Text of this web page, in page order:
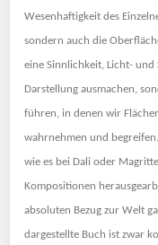
Wesenhaftigkeit des
sondern auch die
eine Sinnlichkeit, Licht-
Darstellung ausmachen,
führen, in denen wir
wahrnehmen und
wie es bei Dali oder
Kompositionen
absoluten Bezug zur Welt
dargestellte Buch ist zwar